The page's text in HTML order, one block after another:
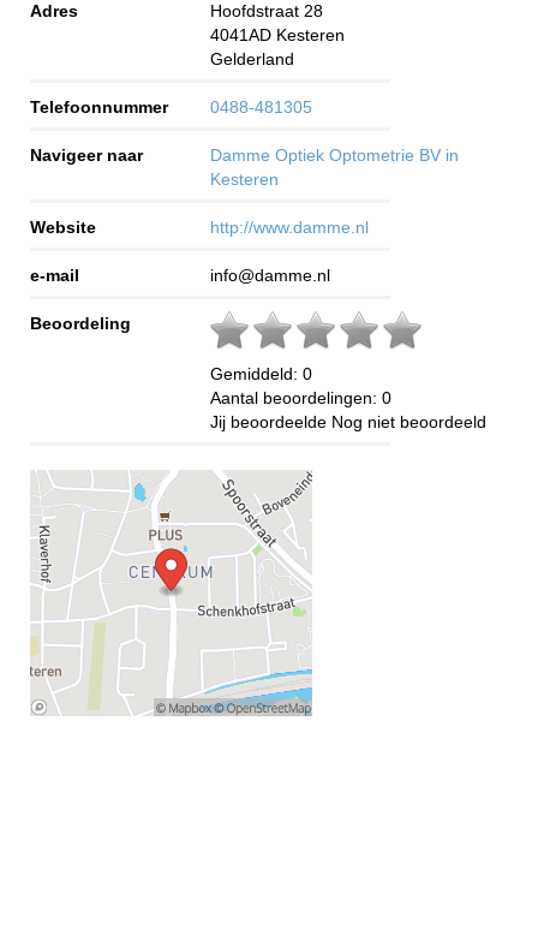
Adres
Hoofdstraat 28
4041AD Kesteren
Gelderland
Telefoonnummer 0488-481305
Navigeer naar
Damme Optiek Optometrie BV in
Kesteren
Website http://www.damme.nl
e-mail info@damme.nl
Beoordeling
Gemiddeld: 0
Aantal beoordelingen: 0
Jij beoordeelde Nog niet beoordeeld